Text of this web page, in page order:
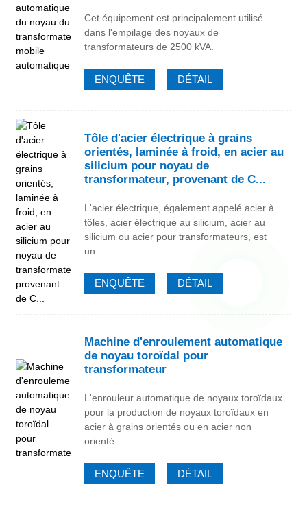
Cet équipement est principalement utilisé
dans l'empilage des noyaux de
transformateurs de 2500 kVA.
ENQUÊTE DÉTAIL
Tôle d'acier électrique à grains
orientés, laminée à froid, en acier au
silicium pour noyau de
transformateur, provenant de C...
L'acier électrique, également appelé acier à
tôles, acier électrique au silicium, acier au
silicium ou acier pour transformateurs, est
un...
ENQUÊTE DÉTAIL
Machine d'enroulement automatique
de noyau toroïdal pour
transformateur
L'enrouleur automatique de noyaux toroïdaux
pour la production de noyaux toroïdaux en
acier à grains orientés ou en acier non
orienté...
ENQUÊTE DÉTAIL